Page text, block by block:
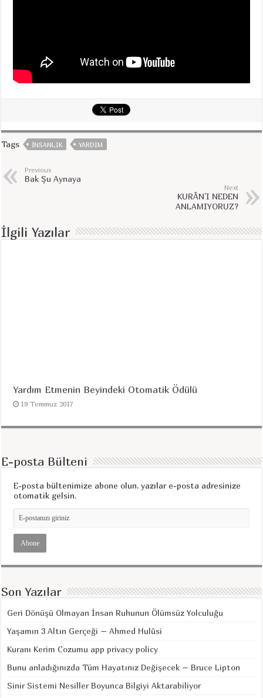
Tags INSANLIK YARDIM
Previous
Bak Şu Aynaya
Next
KURÂN’I NEDEN
ANLAMIYORUZ?
İlgili Yazılar
Yardım Etmenin Beyindeki Otomatik Ödülü
19 Temmuz 2017
E-posta Bülteni
E-posta bültenimize abone olun, yazılar e-posta adresinize
otomatik gelsin.
Son Yazılar
Geri Dönüşü Olmayan İnsan Ruhunun Ölümsüz Yolculuğu
Yaşamın 3 Altın Gerçeği – Ahmed Hulûsi
Kuranı Kerim Cozumu app privacy policy
Bunu anladığınızda Tüm Hayatınız Değişecek – Bruce Lipton
Sinir Sistemi Nesiller Boyunca Bilgiyi Aktarabiliyor